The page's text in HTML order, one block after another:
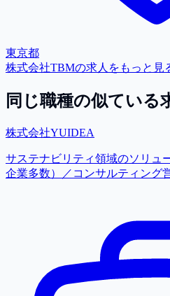
東京都
株式会社TBMの求人をもっと見
同じ職種の似ている
株式会社YUIDEA
サステナビリティ領域のソリュ
企業多数）／コンサルティング